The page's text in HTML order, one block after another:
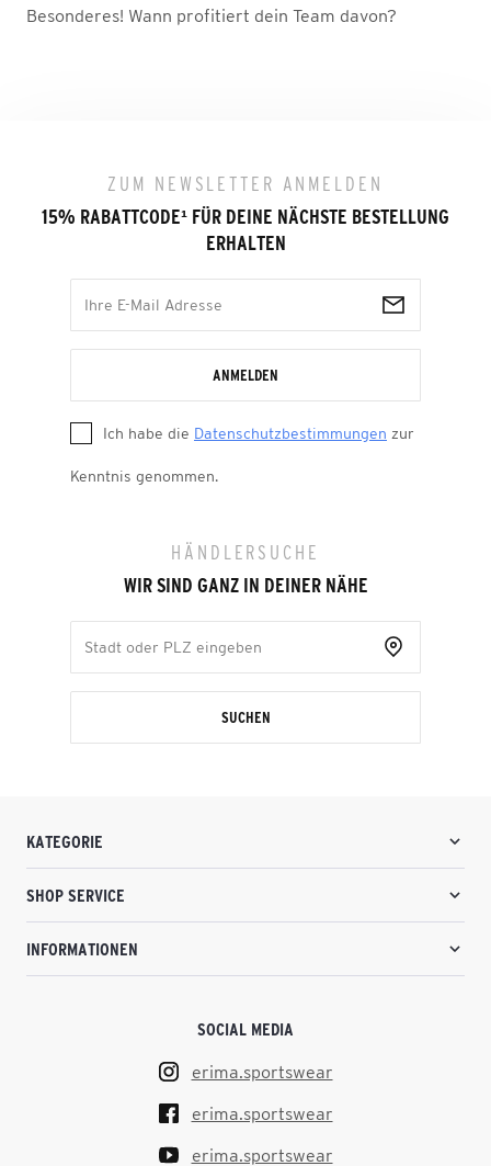
Besonderes! Wann profitiert dein Team davon?
ZUM NEWSLETTER ANMELDEN
15% RABATTCODE¹ FÜR DEINE NÄCHSTE BESTELLUNG
ERHALTEN
ANMELDEN
Ich habe die Datenschutzbestimmungen zur
Kenntnis genommen.
HÄNDLERSUCHE
WIR SIND GANZ IN DEINER NÄHE
SUCHEN
KATEGORIE
SHOP SERVICE
INFORMATIONEN
SOCIAL MEDIA
erima.sportswear
erima.sportswear
erima.sportswear